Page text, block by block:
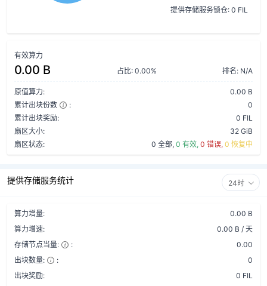
提供存储服务锁仓: 0 FIL
有效算力
0.00 B 占比: 0.00% 排名: N/A
原值算力:
0.00 B
累计出块份数
:
0
累计出块奖励:
0 FIL
扇区大小:
32 GiB
扇区状态:
0 全部, 0 有效, 0 错误, 0 恢复中
提供存储服务统计 24时
算力增量:
0.00 B
算力增速:
0.00 B / 天
存储节点当量:
:
0.00
出块数量:
:
0
出块奖励:
0 FIL